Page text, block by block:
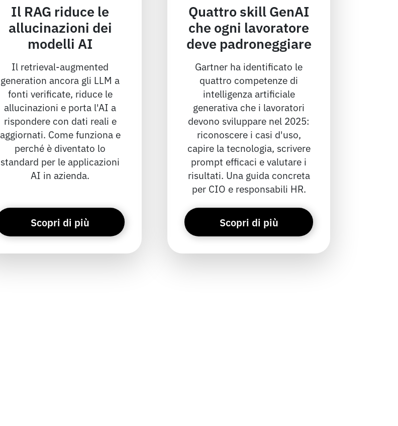
Il RAG riduce le
allucinazioni dei
modelli AI
Il retrieval-augmented
generation ancora gli LLM a
fonti verificate, riduce le
allucinazioni e porta l'AI a
rispondere con dati reali e
aggiornati. Come funziona e
perché è diventato lo
standard per le applicazioni
AI in azienda.
Scopri di più
Quattro skill GenAI
che ogni lavoratore
deve padroneggiare
Gartner ha identificato le
quattro competenze di
intelligenza artificiale
generativa che i lavoratori
devono sviluppare nel 2025:
riconoscere i casi d'uso,
capire la tecnologia, scrivere
prompt efficaci e valutare i
risultati. Una guida concreta
per CIO e responsabili HR.
Scopri di più